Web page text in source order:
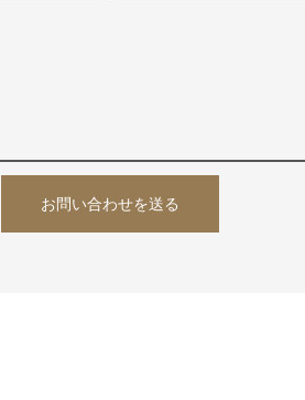
お問い合わせを送る